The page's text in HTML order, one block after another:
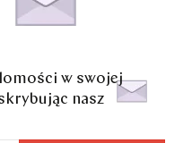
w swojej
nasz